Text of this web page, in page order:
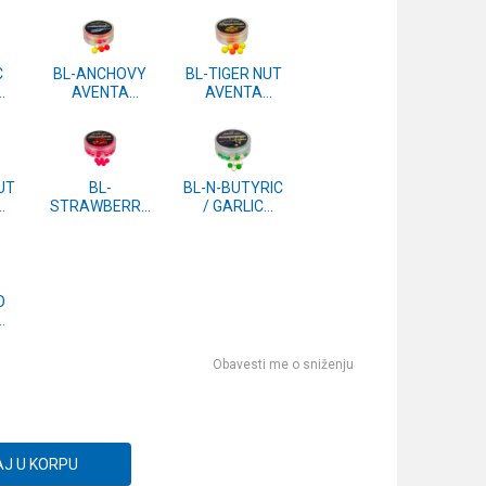
BL-ANCHOVY
AVENTA
10mm 20g
BL-TIGER NUT
AVENTA
10mm 20g
BL-
STRAWBERRY
BL-N-BUTYRIC
/ GARLIC
Obavesti me o sniženju
U KORPU